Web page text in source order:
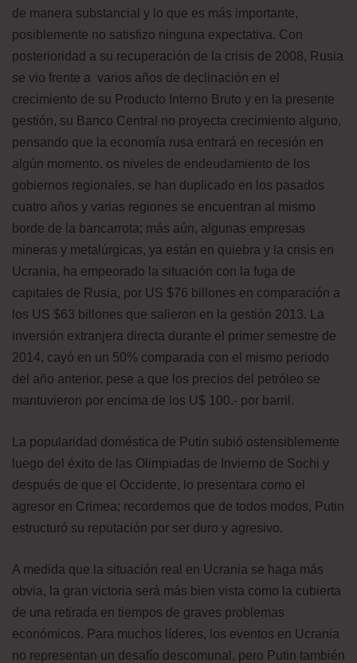
de manera substancial y lo que es más importante,
posiblemente no satisfizo ninguna expectativa. Con
posterioridad a su recuperación de la crisis de 2008, Rusia
se vio frente a varios años de declinación en el
crecimiento de su Producto Interno Bruto y en la presente
gestión, su Banco Central no proyecta crecimiento alguno,
pensando que la economía rusa entrará en recesión en
algún momento. os niveles de endeudamiento de los
gobiernos regionales, se han duplicado en los pasados
cuatro años y varias regiones se encuentran al mismo
borde de la bancarrota; más aún, algunas empresas
mineras y metalúrgicas, ya están en quiebra y la crisis en
Ucrania, ha empeorado la situación con la fuga de
capitales de Rusia, por US $76 billones en comparación a
los US $63 billones que salieron en la gestión 2013. La
inversión extranjera directa durante el primer semestre de
2014, cayó en un 50% comparada con el mismo periodo
del año anterior, pese a que los precios del petróleo se
mantuvieron por encima de los U$ 100.- por barril.
La popularidad doméstica de Putin subió ostensiblemente
luego del éxito de las Olimpiadas de Invierno de Sochi y
después de que el Occidente, lo presentara como el
agresor en Crimea; recordemos que de todos modos, Putin
estructuró su reputación por ser duro y agresivo.
A medida que la situación real en Ucrania se haga más
obvia, la gran victoria será más bien vista como la cubierta
de una retirada en tiempos de graves problemas
económicos. Para muchos líderes, los eventos en Ucrania
no representan un desafío descomunal, pero Putin también